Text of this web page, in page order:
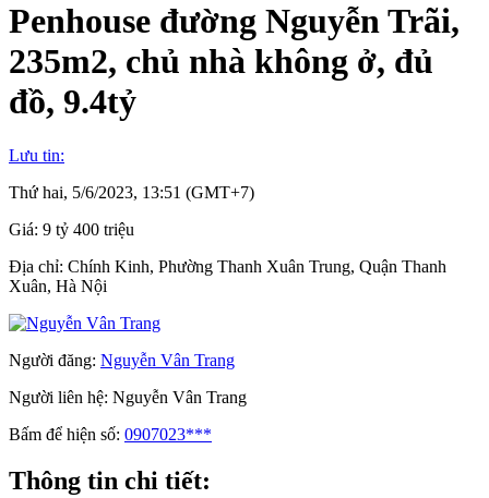
Penhouse đường Nguyễn Trãi,
235m2, chủ nhà không ở, đủ
đồ, 9.4tỷ
Lưu tin:
Thứ hai, 5/6/2023, 13:51 (GMT+7)
Giá: 9 tỷ 400 triệu
Địa chỉ: Chính Kinh, Phường Thanh Xuân Trung, Quận Thanh
Xuân, Hà Nội
Người đăng: Nguyễn Vân Trang
Người liên hệ: Nguyễn Vân Trang
Bấm để hiện số: 0907023***
Thông tin chi tiết: